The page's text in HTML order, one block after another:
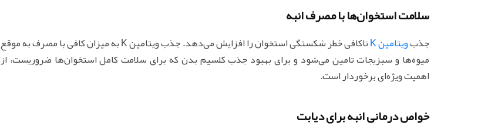
سلامت استخوان‌ها با مصرف انبه
جذبویتامین K
ناکافی خطر شکستگی استخوان را افزایش می‌دهد. جذب ویتامین K به میزان کافی با مصرف به موقع
میوه‌ها و سبزیجات تامین می‌شود و برای بهبود جذب کلسیم بدن که برای سلامت کامل استخوان‌ها ضروریست، از
اهمیت ویژه‌ای برخوردار است.
خواص درمانی انبه برای دیابت